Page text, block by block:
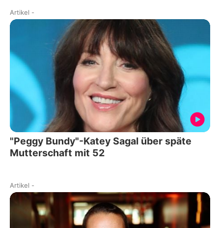
Artikel -
"Peggy Bundy"-Katey Sagal über späte
Mutterschaft mit 52
Artikel -